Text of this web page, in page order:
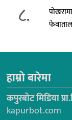
८.
हाम्रो बारेमा
कपुरबोट मिडिया
kapurbot.com